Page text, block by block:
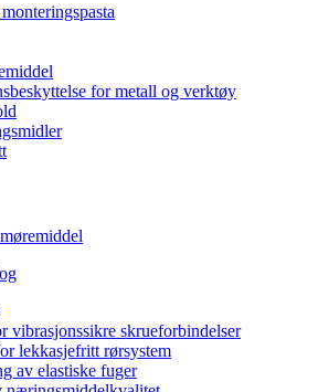
for metall og verktøy
vibrasjonssikre skrueforbindelser
lekkasjefritt rørsystem
av elastiske fuger